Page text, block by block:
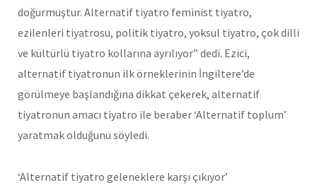
doğurmuştur. Alternatif tiyatro feminist tiyatro,
ezilenleri tiyatrosu, politik tiyatro, yoksul tiyatro, çok dilli
ve kültürlü tiyatro kollarına ayrılıyor” dedi. Ezici,
alternatif tiyatronun ilk örneklerinin İngiltere’de
görülmeye başlandığına dikkat çekerek, alternatif
tiyatronun amacı tiyatro ile beraber ‘Alternatif toplum’
yaratmak olduğunu söyledi.
‘Alternatif tiyatro geleneklere karşı çıkıyor’